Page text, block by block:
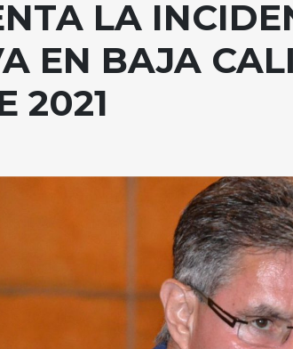
LA
EN BAJA
2021